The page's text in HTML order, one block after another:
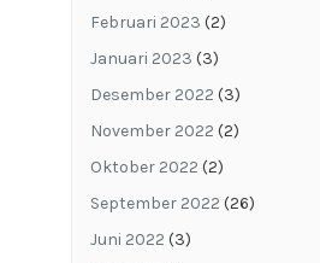
Februari 2023 (2)
Januari 2023 (3)
Desember 2022 (3)
November 2022 (2)
Oktober 2022 (2)
September 2022 (26)
Juni 2022 (3)